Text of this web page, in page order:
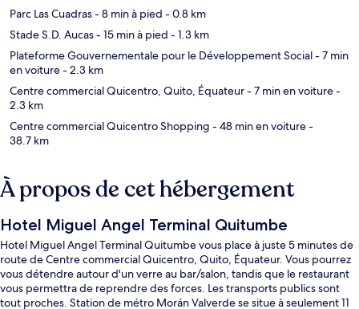
Parc Las Cuadras- 8 min à pied - 0.8 km
Stade S.D. Aucas- 15 min à pied - 1.3 km
Plateforme Gouvernementale pour le Développement Social- 7 min
en voiture- 2.3 km
Centre commercial Quicentro, Quito, Équateur- 7 min en voiture-
2.3 km
Centre commercial Quicentro Shopping - 48 min en voiture-
38.7 km
À propos de cet hébergement
Hotel Miguel Angel Terminal Quitumbe
Hotel Miguel Angel Terminal Quitumbe vous place à juste 5 minutes de
route de Centre commercial Quicentro, Quito, Équateur. Vous pourrez
vous détendre autour d'un verre au bar/salon, tandis que le restaurant
vous permettra de reprendre des forces. Les transports publics sont
tout proches. Station de métro Morán Valverde se situe à seulement 11